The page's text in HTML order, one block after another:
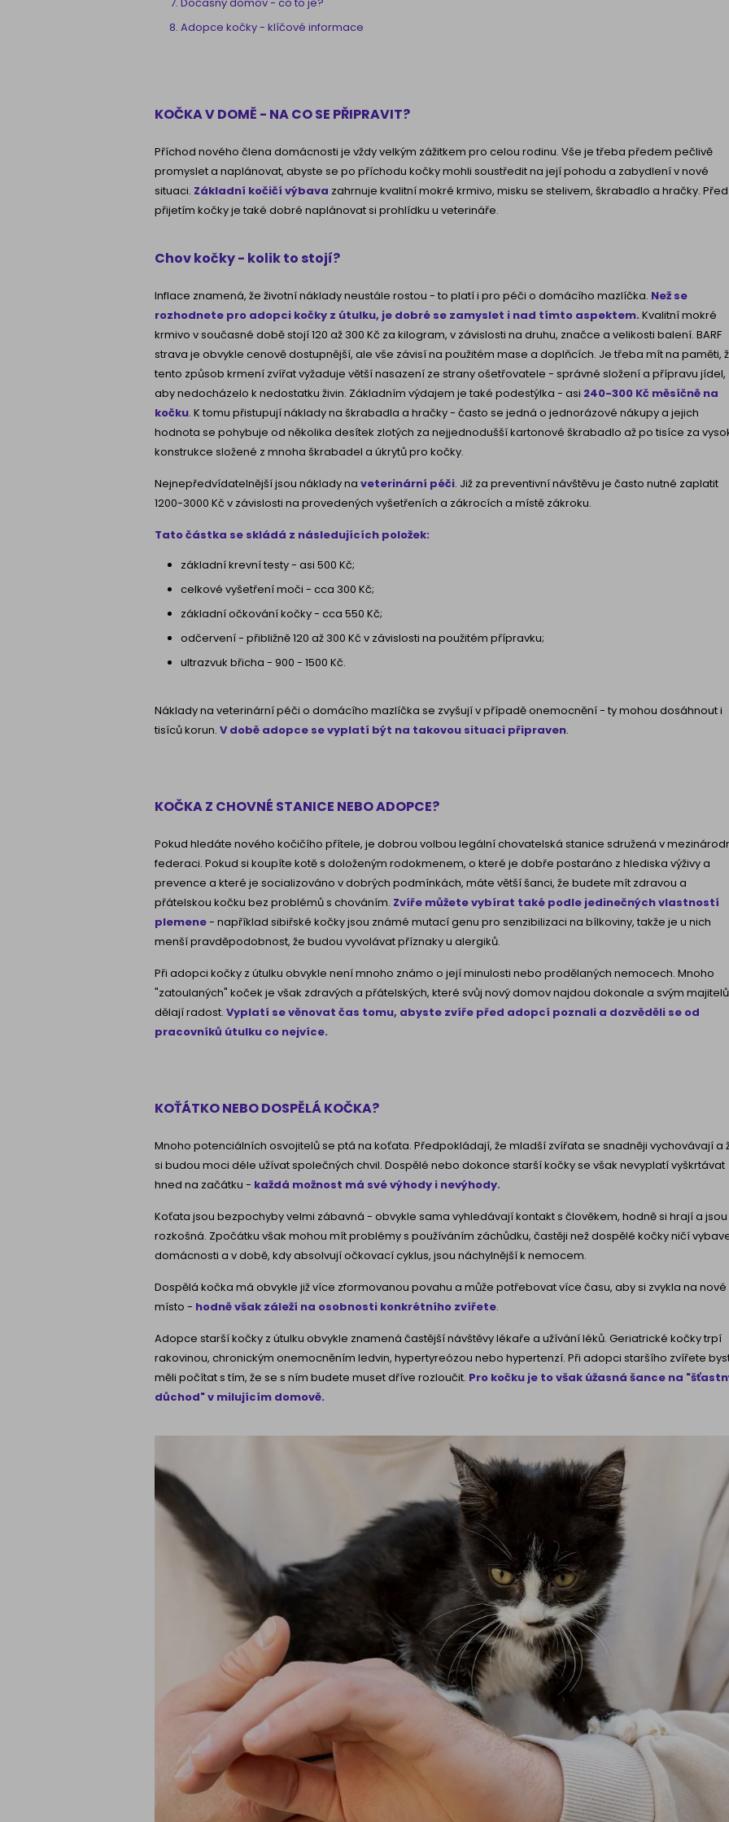
Adopce kočky - klíčové informace
KOČKA V DOMĚ - NA CO SE PŘIPRAVIT?
Příchod nového člena domácnosti je vždy velkým zážitkem pro celou rodinu. Vše je třeba předem pečlivě
promyslet a naplánovat, abyste se po příchodu kočky mohli soustředit na její pohodu a zabydlení v nové
situaci. Základní kočičí výbava zahrnuje kvalitní mokré krmivo, misku se stelivem, škrabadlo a hračky. Před
přijetím kočky je také dobré naplánovat si prohlídku u veterináře.
Chov kočky - kolik to stojí?
Inflace znamená, že životní náklady neustále rostou - to platí i pro péči o domácího mazlíčka. Než se
rozhodnete pro adopci kočky z útulku, je dobré se zamyslet i nad tímto aspektem. Kvalitní mokré
krmivo v současné době stojí 120 až 300 Kč za kilogram, v závislosti na druhu, značce a velikosti balení. BARF
strava je obvykle cenově dostupnější, ale vše závisí na použitém mase a doplňcích. Je třeba mít na paměti,
tento způsob krmení zvířat vyžaduje větší nasazení ze strany ošetřovatele - správné složení a přípravu jídel,
aby nedocházelo k nedostatku živin. Základním výdajem je také podestýlka - asi 240-300 Kč měsíčně na
kočku. K tomu přistupují náklady na škrabadla a hračky - často se jedná o jednorázové nákupy a jejich
hodnota se pohybuje od několika desítek zlotých za nejjednodušší kartonové škrabadlo až po tisíce za
konstrukce složené z mnoha škrabadel a úkrytů pro kočky.
Nejnepředvídatelnější jsou náklady na veterinární péči. Již za preventivní návštěvu je často nutné zaplatit
1200-3000 Kč v závislosti na provedených vyšetřeních a zákrocích a místě zákroku.
Tato částka se skládá z následujících položek:
základní krevní testy - asi 500 Kč;
celkové vyšetření moči - cca 300 Kč;
základní očkování kočky - cca 550 Kč;
odčervení - přibližně 120 až 300 Kč v závislosti na použitém přípravku;
ultrazvuk břicha - 900 - 1500 Kč.
Náklady na veterinární péči o domácího mazlíčka se zvyšují v případě onemocnění - ty mohou dosáhnout i
tisíců korun. V době adopce se vyplatí být na takovou situaci připraven.
KOČKA Z CHOVNÉ STANICE NEBO ADOPCE?
Pokud hledáte nového kočičího přítele, je dobrou volbou legální chovatelská stanice sdružená v
federaci. Pokud si koupíte kotě s doloženým rodokmenem, o které je dobře postaráno z hlediska výživy a
prevence a které je socializováno v dobrých podmínkách, máte větší šanci, že budete mít zdravou a
přátelskou kočku bez problémů s chováním. Zvíře můžete vybírat také podle jedinečných vlastností
plemene- například sibiřské kočky jsou známé mutací genu pro senzibilizaci na bílkoviny, takže je u nich
menší pravděpodobnost, že budou vyvolávat příznaky u alergiků.
Při adopci kočky z útulku obvykle není mnoho známo o její minulosti nebo prodělaných nemocech. Mnoho
"zatoulaných" koček je však zdravých a přátelských, které svůj nový domov najdou dokonale a svým
dělají radost. Vyplatí se věnovat čas tomu, abyste zvíře před adopcí poznali a dozvěděli se od
pracovníků útulku co nejvíce.
KOŤÁTKO NEBO DOSPĚLÁ KOČKA?
Mnoho potenciálních osvojitelů se ptá na koťata. Předpokládají, že mladší zvířata se snadněji vychovávají a
si budou moci déle užívat společných chvil. Dospělé nebo dokonce starší kočky se však nevyplatí vyškrtávat
hned na začátku - každá možnost má své výhody i nevýhody.
Koťata jsou bezpochyby velmi zábavná - obvykle sama vyhledávají kontakt s člověkem, hodně si hrají a jsou
rozkošná. Zpočátku však mohou mít problémy s používáním záchůdku, častěji než dospělé kočky ničí
domácnosti a v době, kdy absolvují očkovací cyklus, jsou náchylnější k nemocem.
Dospělá kočka má obvykle již více zformovanou povahu a může potřebovat více času, aby si zvykla na nové
místo - hodně však záleží na osobnosti konkrétního zvířete.
Adopce starší kočky z útulku obvykle znamená častější návštěvy lékaře a užívání léků. Geriatrické kočky trpí
rakovinou, chronickým onemocněním ledvin, hypertyreózou nebo hypertenzí. Při adopci staršího zvířete
měli počítat s tím, že se s ním budete muset dříve rozloučit. Pro kočku je to však úžasná šance na
důchod" v milujícím domově.